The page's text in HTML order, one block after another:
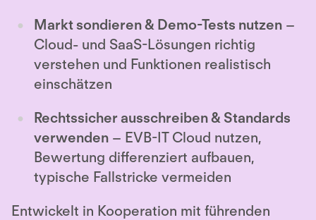
Markt sondieren & Demo-Tests nutzen –
Cloud- und SaaS-Lösungen richtig
verstehen und Funktionen realistisch
einschätzen
Rechtssicher ausschreiben & Standards
verwenden – EVB-IT Cloud nutzen,
Bewertung differenziert aufbauen,
typische Fallstricke vermeiden
Entwickelt in Kooperation mit führenden